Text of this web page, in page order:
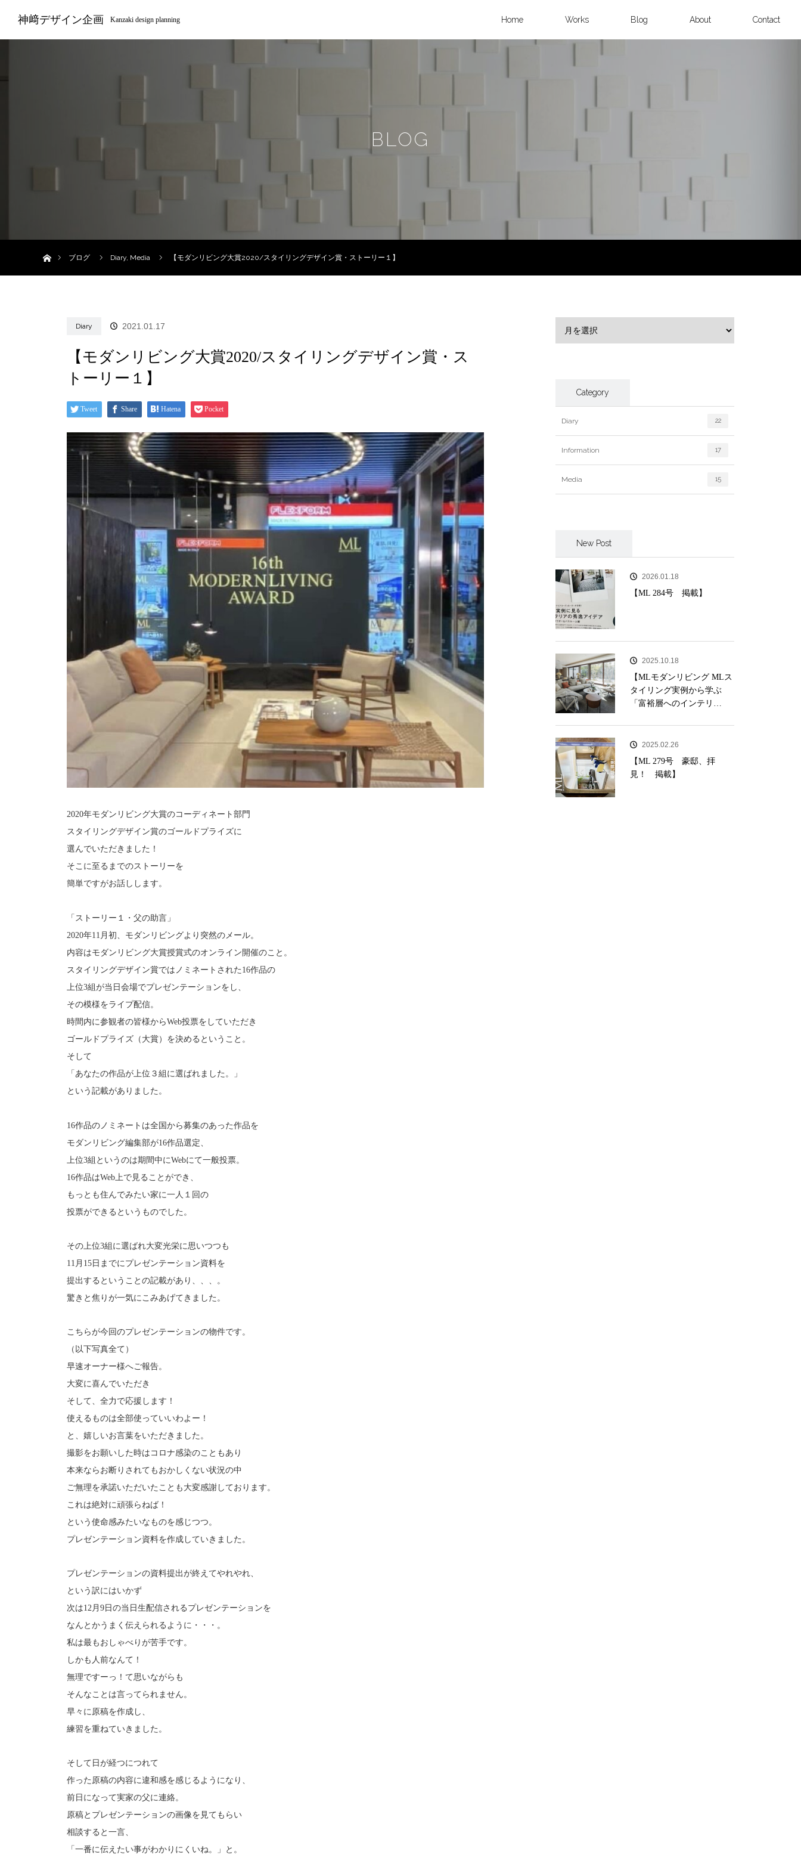
神﨑デザイン企画 Kanzaki design planning Home Works Blog About Contact
BLOG
ブログ
Diary, Media 【モダンリビング大賞2020/スタイリングデザイン賞・ストーリー１】
Diary 2021.01.17
【モダンリビング大賞2020/スタイリングデザイン賞・ス
トーリー１】
Tweet Share Hatena Pocket
2020年モダンリビング大賞のコーディネート部門
スタイリングデザイン賞のゴールドプライズに
選んでいただきました！
そこに至るまでのストーリーを
簡単ですがお話しします。
「ストーリー１・父の助言」
2020年11月初、モダンリビングより突然のメール。
内容はモダンリビング大賞授賞式のオンライン開催のこと。
スタイリングデザイン賞ではノミネートされた16作品の
上位3組が当日会場でプレゼンテーションをし、
その模様をライプ配信。
時間内に参観者の皆様からWeb投票をしていただき
ゴールドプライズ（大賞）を決めるということ。
そして
「あなたの作品が上位３組に選ばれました。」
という記載がありました。
16作品のノミネートは全国から募集のあった作品を
モダンリビング編集部が16作品選定、
上位3組というのは期間中にWebにて一般投票。
16作品はWeb上で見ることができ、
もっとも住んでみたい家に一人１回の
投票ができるというものでした。
その上位3組に選ばれ大変光栄に思いつつも
11月15日までにプレゼンテーション資料を
提出するということの記載があり、、、。
驚きと焦りが一気にこみあげてきました。
こちらが今回のプレゼンテーションの物件です。
（以下写真全て）
早速オーナー様へご報告。
大変に喜んでいただき
そして、全力で応援します！
使えるものは全部使っていいわよー！
と、嬉しいお言葉をいただきました。
撮影をお願いした時はコロナ感染のこともあり
本来ならお断りされてもおかしくない状況の中
ご無理を承諾いただいたことも大変感謝しております。
これは絶対に頑張らねば！
という使命感みたいなものを感じつつ。
プレゼンテーション資料を作成していきました。
プレゼンテーションの資料提出が終えてやれやれ、
という訳にはいかず
次は12月9日の当日生配信されるプレゼンテーションを
なんとかうまく伝えられるように・・・。
私は最もおしゃべりが苦手です。
しかも人前なんて！
無理ですーっ！て思いながらも
そんなことは言ってられません。
早々に原稿を作成し、
練習を重ねていきました。
そして日が経つにつれて
作った原稿の内容に違和感を感じるようになり、
前日になって実家の父に連絡。
原稿とプレゼンテーションの画像を見てもらい
相談すると一言、
「一番に伝えたい事がわかりにくいね。」と。
Category
Diary 22
Information 17
Media 15
New Post
2026.01.18
【ML 284号 掲載】
2025.10.18
【MLモダンリビング MLス
タイリング実例から学ぶ
「富裕層へのインテリ…
2025.02.26
【ML 279号 豪邸、拝
見！ 掲載】